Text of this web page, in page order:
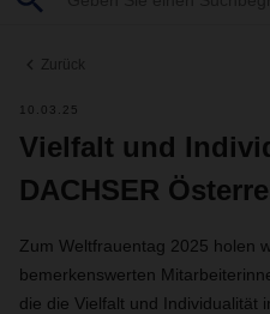
Zurück
10.03.25
Vielfalt und
DACHSER
Zum Weltfrauentag 2025 holen
bemerkenswerten
die die Vielfalt und Individualität